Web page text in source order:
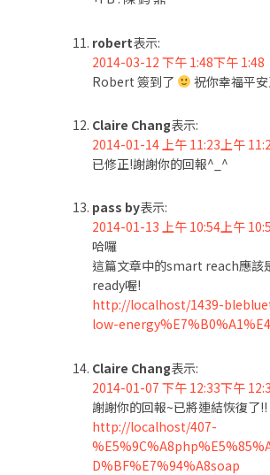
robert表示:
2014-03-12 下午 1:48下午 1:48
Robert 簽到了
祝你幸福平安
Claire Chang表示:
2014-01-14 上午 11:23上午
已修正!謝謝你的回報^_^
pass by表示:
2014-01-13 上午 10:54上午
哈囉
這篇文章中的smart reach應該
ready喔!
http://localhost/1439-
low-
Claire Chang表示:
2014-01-07 下午 12:33下午
謝謝你的回報~已將連結恢復了!!
http://localhost/407-
D%BF%E7%94%A8soap